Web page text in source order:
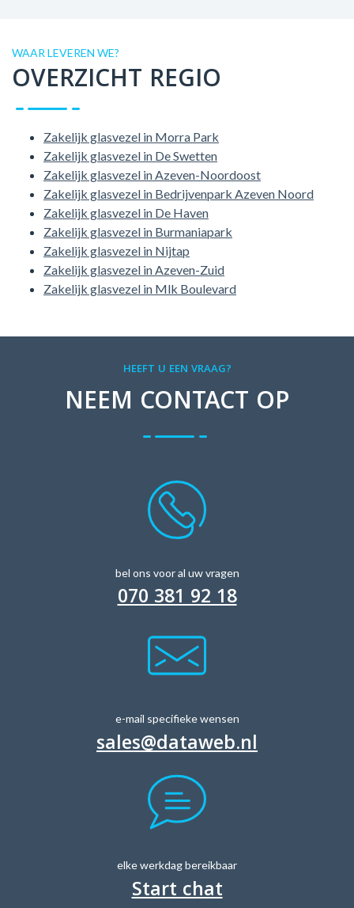
WAAR LEVEREN WE?
OVERZICHT REGIO
Zakelijk glasvezel in Morra Park
Zakelijk glasvezel in De Swetten
Zakelijk glasvezel in Azeven-Noordoost
Zakelijk glasvezel in Bedrijvenpark Azeven Noord
Zakelijk glasvezel in De Haven
Zakelijk glasvezel in Burmaniapark
Zakelijk glasvezel in Nijtap
Zakelijk glasvezel in Azeven-Zuid
Zakelijk glasvezel in Mlk Boulevard
HEEFT U EEN VRAAG?
NEEM CONTACT OP
bel ons voor al uw vragen
070 381 92 18
e-mail specifieke wensen
sales@dataweb.nl
elke werkdag bereikbaar
Start chat